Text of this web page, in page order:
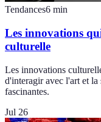
Tendances6 min
Les innovations
culturelle
Les innovations
d'interagir avec l'art et la
fascinantes.
Jul 26